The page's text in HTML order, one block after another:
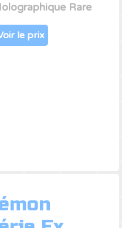
Rare
le prix